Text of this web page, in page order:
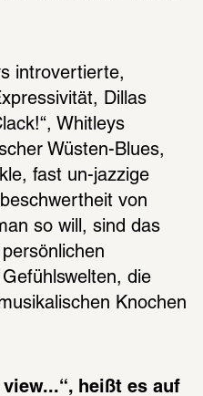
introvertierte,
Dillas
Whitleys
Wüsten-Blues,
fast un-jazzige
von
so will, sind das
die
Knochen
view...“, heißt es auf